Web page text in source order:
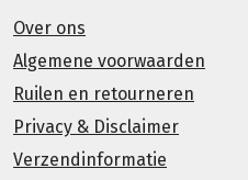
Over ons
Algemene voorwaarden
Ruilen en retourneren
Privacy & Disclaimer
Verzendinformatie